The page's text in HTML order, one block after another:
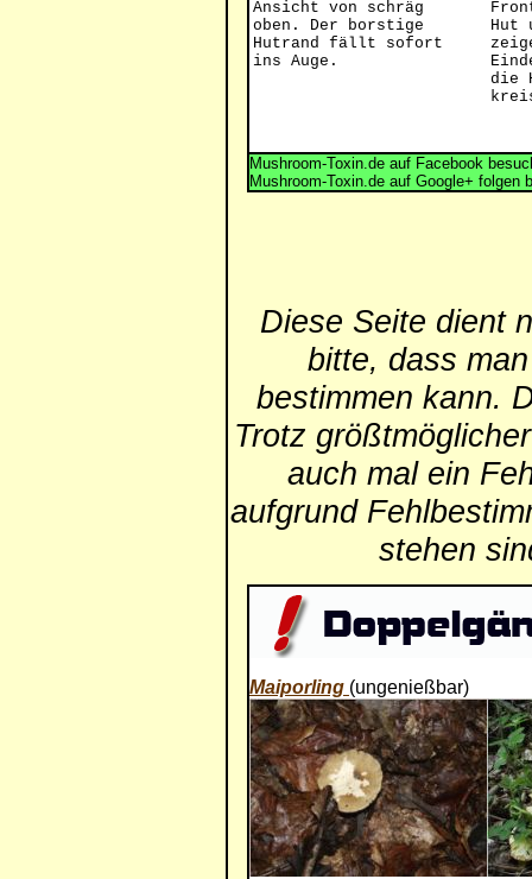
Ansicht von schräg
oben. Der borstige
Hutrand fällt sofort
ins Auge.
Hut
die
Mushroom-Toxin.de auf Facebook
Mushroom-Toxin.de auf Google+ folgen
Diese Seite dient
bitte, dass
bestimmen kann.
Trotz
auch mal ein
aufgrund
stehen
Maiporling (ungenießbar)